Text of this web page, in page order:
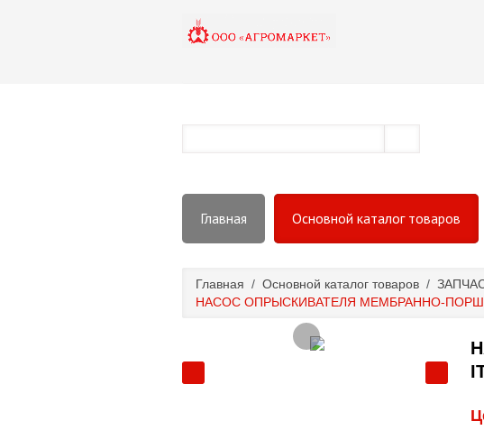
Главная Основной каталог товаров
Главная / Основной каталог товаров /
НАСОС ОПРЫСКИВАТЕЛЯ МЕМБРАННО-